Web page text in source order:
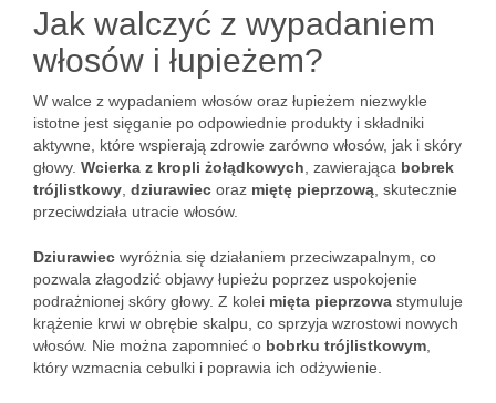
Jak walczyć z wypadaniem
włosów i łupieżem?
W walce z wypadaniem włosów oraz łupieżem niezwykle
istotne jest sięganie po odpowiednie produkty i składniki
aktywne, które wspierają zdrowie zarówno włosów, jak i skóry
głowy. Wcierka z kropli żołądkowych , zawierająca bobrek
trójlistkowy dziurawiec oraz miętę pieprzową , skutecznie
przeciwdziała utracie włosów.
Dziurawiec wyróżnia się działaniem przeciwzapalnym, co
pozwala złagodzić objawy łupieżu poprzez uspokojenie
podrażnionej skóry głowy. Z kolei mięta pieprzowa stymuluje
krążenie krwi w obrębie skalpu, co sprzyja wzrostowi nowych
włosów. Nie można zapomnieć o bobrku trójlistkowym
który wzmacnia cebulki i poprawia ich odżywienie.